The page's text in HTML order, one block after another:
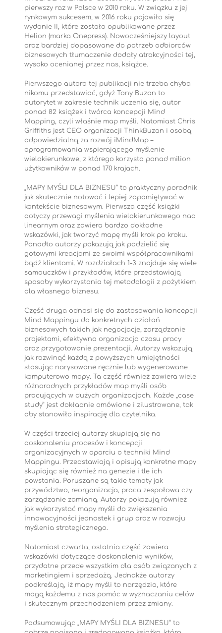
pierwszy raz w Polsce w 2010 roku. W związku z jej
rynkowym sukcesem, w 2016 roku pojawiło się
wydanie II, które zostało opublikowane przez
Helion (marka Onepress). Nowocześniejszy layout
oraz bardziej dopasowane do potrzeb odbiorców
biznesowych tłumaczenie dodały atrakcyjności tej,
wysoko ocenianej przez nas, książce.
Pierwszego autora tej publikacji nie trzeba chyba
nikomu przedstawiać, gdyż Tony Buzan to
autorytet w zakresie technik uczenia się, autor
ponad 82 książek i twórca koncepcji Mind
Mapping, czyli właśnie map myśli. Natomiast Chris
Griffiths jest CEO organizacji ThinkBuzan i osobą
odpowiedzialną za rozwój iMindMap –
oprogramowania wspierającego myślenie
wielokierunkowe, z którego korzysta ponad milion
użytkowników w ponad 170 krajach.
„MAPY MYŚLI DLA BIZNESU” to praktyczny poradnik
jak skutecznie notować i lepiej zapamiętywać w
kontekście biznesowym. Pierwsza część książki
dotyczy przewagi myślenia wielokierunkowego nad
linearnym oraz zawiera bardzo dokładne
wskazówki, jak tworzyć mapę myśli krok po kroku.
Ponadto autorzy pokazują jak podzielić się
gotowymi kreacjami ze swoimi współpracownikami
bądź klientami. W rozdziałach 1-3 znajduje się wiele
samouczków i przykładów, które przedstawiają
sposoby wykorzystania tej metodologii z pożytkiem
dla własnego biznesu.
Część druga odnosi się do zastosowania koncepcji
Mind Mappingu do konkretnych działań
biznesowych takich jak negocjacje, zarządzanie
projektami, efektywna organizacja czasu pracy
oraz przygotowanie prezentacji. Autorzy wskazują
jak rozwinąć każdą z powyższych umiejętności
stosując narysowane ręcznie lub wygenerowane
komputerowo mapy. Ta część również zawiera wiele
różnorodnych przykładów map myśli osób
pracujących w dużych organizacjach. Każde „case
study” jest dokładnie omówione i zilustrowane, tak
aby stanowiło inspirację dla czytelnika.
W części trzeciej autorzy skupiają się na
doskonaleniu procesów i koncepcji
organizacyjnych w oparciu o techniki Mind
Mappingu. Przedstawiają i opisują konkretne mapy
skupiając się również na genezie i tle ich
powstania. Poruszane są takie tematy jak
przywództwo, reorganizacja, praca zespołowa czy
zarządzanie zamianą. Autorzy pokazują również
jak wykorzystać mapy myśli do zwiększenia
innowacyjności jednostek i grup oraz w rozwoju
myślenia strategicznego.
Natomiast czwarta, ostatnia część zawiera
wskazówki dotyczące doskonalenia wyników,
przydatne przede wszystkim dla osób związanych z
marketingiem i sprzedażą. Jednakże autorzy
podkreślają, iż mapy myśli to narzędzia, które
mogą każdemu z nas pomóc w wyznaczaniu celów
i skutecznym przechodzeniem przez zmiany.
Podsumowując „MAPY MYŚLI DLA BIZNESU” to